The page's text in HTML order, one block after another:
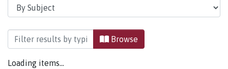
Browsing Cartografía by Subject "Bahía
Browse
Loading items...